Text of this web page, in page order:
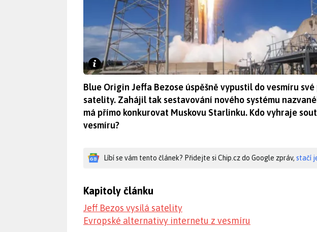
Blue Origin Jeffa Bezose úspěšně vypustil do vesmíru
satelity. Zahájil tak sestavování nového systému
má přímo konkurovat Muskovu Starlinku. Kdo vyhraje
vesmíru?
Líbí se vám tento článek? Přidejte si Chip.cz do Google zpráv, stačí
Kapitoly článku
Jeff Bezos vysílá satelity
Evropské alternativy internetu z vesmíru